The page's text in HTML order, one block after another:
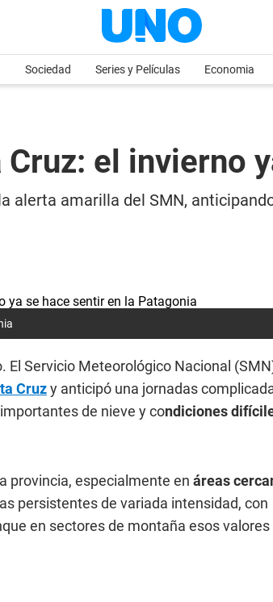
Sociedad Series y Películas Economia
el invierno
alerta amarilla del SMN,
El Servicio Meteorológico Nacional
Cruzy anticipó una jornadas
de nieve y condiciones
provincia, especialmente en áreas
persistentes de variada intensidad, con
en sectores de montaña esos valores